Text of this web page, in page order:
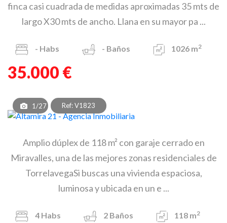
finca casi cuadrada de medidas aproximadas 35 mts de
largo X30 mts de ancho. Llana en su mayor pa ...
- Habs - Baños 1026 m2
35.000 €
1/27 Ref: V1823
Amplio dúplex de 118 m² con garaje cerrado en
Miravalles, una de las mejores zonas residenciales de
TorrelavegaSi buscas una vivienda espaciosa,
luminosa y ubicada en un e ...
4 Habs 2 Baños 118 m2